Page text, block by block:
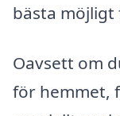
bästa
Oavsett om
för hemmet,